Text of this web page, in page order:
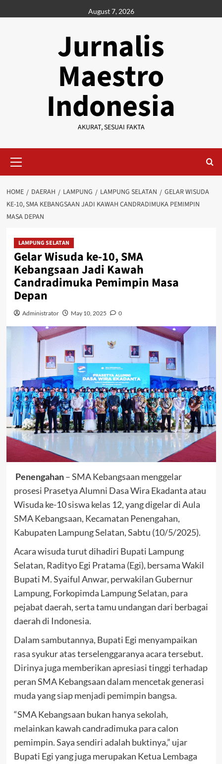
to
August 7, 2026
Jurnalis
Maestro
Indonesia
AKURAT, SESUAI FAKTA
Menu
HOME DAERAH LAMPUNG LAMPUNG SELATAN
GELAR WISUDA
KE-10, SMA KEBANGSAAN JADI KAWAH CANDRADIMUKA PEMIMPIN
MASA DEPAN
LAMPUNG SELATAN
Gelar Wisuda ke-10, SMA
Kebangsaan Jadi Kawah
Candradimuka Pemimpin Masa
Depan
Administrator May 10, 2025 0
Penengahan– SMA Kebangsaan menggelar
prosesi Prasetya Alumni Dasa Wira Ekadanta atau
Wisuda ke-10 siswa kelas 12, yang digelar di Aula
SMA Kebangsaan, Kecamatan Penengahan,
Kabupaten Lampung Selatan, Sabtu (10/5/2025).
Acara wisuda turut dihadiri Bupati Lampung
Selatan, Radityo Egi Pratama (Egi), bersama Wakil
Bupati M. Syaiful Anwar, perwakilan Gubernur
Lampung, Forkopimda Lampung Selatan, para
pejabat daerah, serta tamu undangan dari berbagai
daerah di Indonesia.
Dalam sambutannya, Bupati Egi menyampaikan
rasa syukur atas terselenggaranya acara tersebut.
Dirinya juga memberikan apresiasi tinggi terhadap
peran SMA Kebangsaan dalam mencetak generasi
muda yang siap menjadi pemimpin bangsa.
“SMA Kebangsaan bukan hanya sekolah,
melainkan kawah candradimuka para calon
pemimpin. Saya sendiri adalah buktinya,” ujar
Bupati Egi yang juga merupakan Ketua Lembaga